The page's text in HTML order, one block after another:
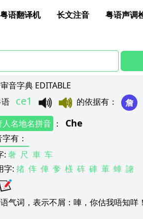
粤语翻译机 长文注音 粤语声调
音字典 EDITABLE
ce1 的依据有：
詹
名地名拼音 ： Che
字有：
: 奢 尺 車 车
字: 㨋 伡 俥 奓 檨 砗 硨 莗 蛼 譇
气词，表示不屑：唓，你估我唔知咩